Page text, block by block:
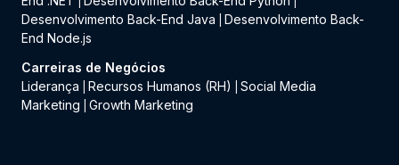
Desenvolvimento Back-End Java
Desenvolvimento Back-
End Node.js
Carreiras de Negócios
Liderança
Recursos Humanos (RH)
Social Media
Marketing
Growth Marketing